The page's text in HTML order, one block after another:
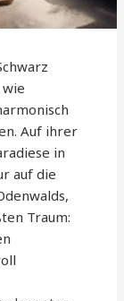
Auf ihrer
in
auf die
Traum: